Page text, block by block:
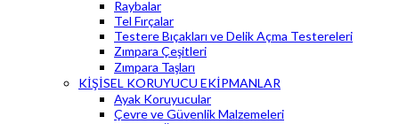
Raybalar
Tel Fırçalar
Testere Bıçakları ve Delik Açma Testereleri
Zımpara Çeşitleri
Zımpara Taşları
KİŞİSEL KORUYUCU EKİPMANLAR
Ayak Koruyucular
Çevre ve Güvenlik Malzemeleri